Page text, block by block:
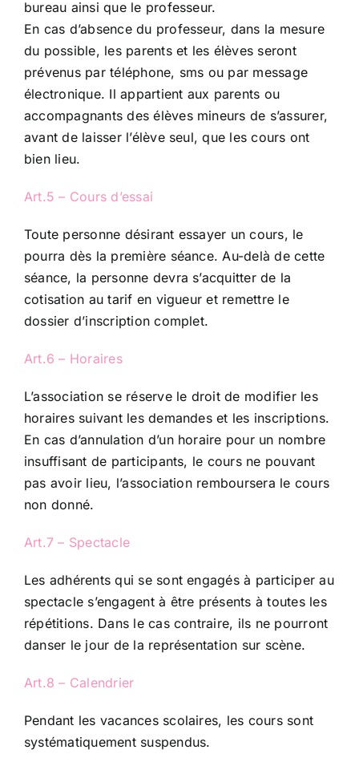
bureau ainsi que le professeur.
En cas d’absence du professeur, dans la mesure
du possible, les parents et les élèves seront
prévenus par téléphone, sms ou par message
électronique. Il appartient aux parents ou
accompagnants des élèves mineurs de s’assurer,
avant de laisser l’élève seul, que les cours ont
bien lieu.
Art.5 – Cours d’essai
Toute personne désirant essayer un cours, le
pourra dès la première séance. Au-delà de cette
séance, la personne devra s’acquitter de la
cotisation au tarif en vigueur et remettre le
dossier d’inscription complet.
Art.6 – Horaires
L’association se réserve le droit de modifier les
horaires suivant les demandes et les inscriptions.
En cas d’annulation d’un horaire pour un nombre
insuffisant de participants, le cours ne pouvant
pas avoir lieu, l’association remboursera le cours
non donné.
Art.7 – Spectacle
Les adhérents qui se sont engagés à participer au
spectacle s’engagent à être présents à toutes les
répétitions. Dans le cas contraire, ils ne pourront
danser le jour de la représentation sur scène.
Art.8 – Calendrier
Pendant les vacances scolaires, les cours sont
systématiquement suspendus.